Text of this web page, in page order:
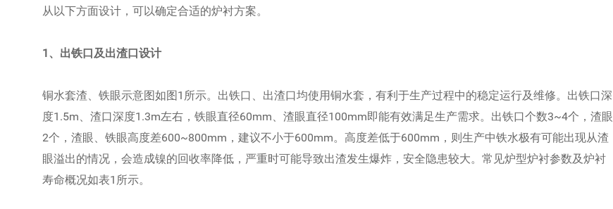
从以下方面设计，可以确定合适的炉衬方案。
1、出铁口及出渣口设计
铜水套渣、铁眼示意图如图1所示。出铁口、出渣口均使用铜水套，有利于生产过程中的稳定运行及维修。出铁口深
度1.5m、渣口深度1.3m左右，铁眼直径60mm、渣眼直径100mm即能有效满足生产需求。出铁口个数3~4个，渣眼
2个，渣眼、铁眼高度差600~800mm，建议不小于600mm。高度差低于600mm，则生产中铁水极有可能出现从渣
眼溢出的情况，会造成镍的回收率降低，严重时可能导致出渣发生爆炸，安全隐患较大。常见炉型炉衬参数及炉衬
寿命概况如表1所示。